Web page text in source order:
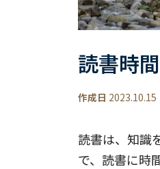
読書時
作成日 2023.10.15
読書は、知識
で、読書に時